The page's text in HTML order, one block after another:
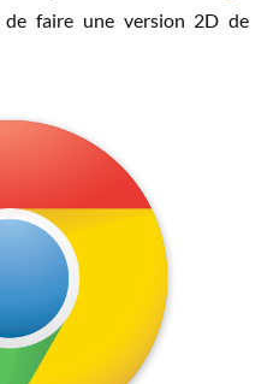
de faire une version 2D de